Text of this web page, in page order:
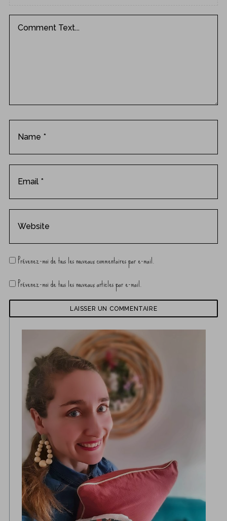
n
t
Prévenez-moi de tous les nouveaux commentaires par e-mail.
Prévenez-moi de tous les nouveaux articles par e-mail.